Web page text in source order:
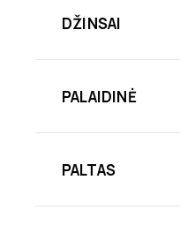
DŽINSAI
PALAIDINĖ
PALTAS